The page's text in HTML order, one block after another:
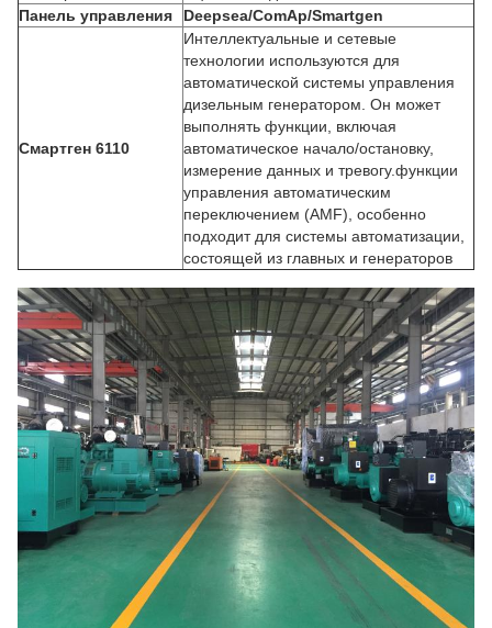
Панель управления
Deepsea/ComAp/Smartgen
Смартген 6110
Интеллектуальные и сетевые
технологии используются для
автоматической системы управления
дизельным генератором. Он может
выполнять функции, включая
автоматическое начало/остановку,
измерение данных и тревогу.функции
управления автоматическим
переключением (AMF), особенно
подходит для системы автоматизации,
состоящей из главных и генераторов